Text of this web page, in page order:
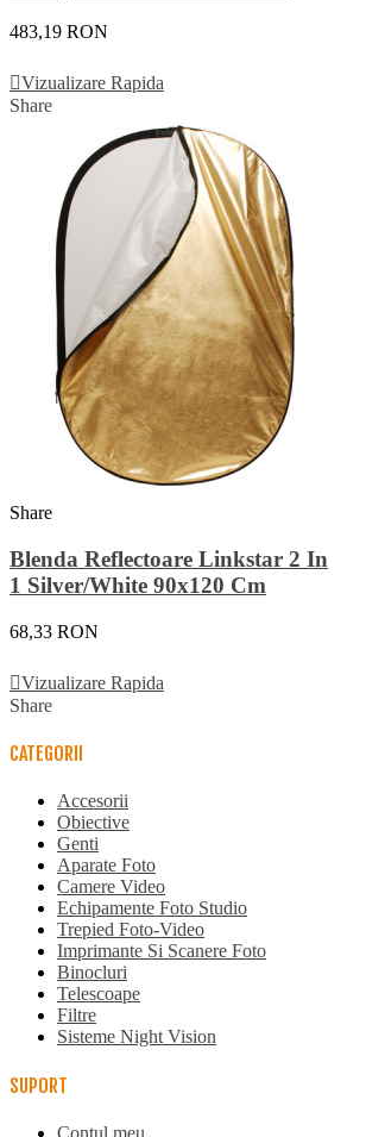
483,19 RON
Vizualizare Rapida
Share
Share
Blenda Reflectoare Linkstar 2 In
1 Silver/White 90x120 Cm
68,33 RON
Vizualizare Rapida
Share
CATEGORII
Accesorii
Obiective
Genti
Aparate Foto
Camere Video
Echipamente Foto Studio
Trepied Foto-Video
Imprimante Si Scanere Foto
Binocluri
Telescoape
Filtre
Sisteme Night Vision
SUPORT
Contul meu